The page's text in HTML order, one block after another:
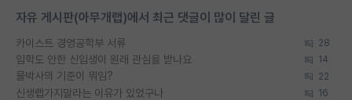
자유 게시판(아무개랩)에서 최근 댓글이 많이 달린 글
카이스트 경영공학부 서류 28
입학도 안한 신입생이 원래 관심을 받나요 14
물박사의 기준이 뭐임? 22
신생랩가지말라는 이유가 있었구나 16